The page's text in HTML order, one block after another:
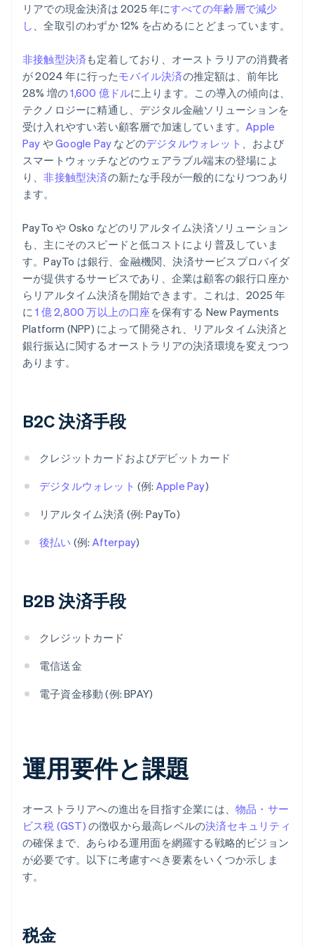
リアでの現金決済は 2025 年にすべての年齢層で減少
し 、全取引のわずか 12% を占めるにとどまっています。
非接触型決済 も定着しており、オーストラリアの消費者
が 2024 年に行ったモバイル決済の推定額は、前年比
28% 増の1,600 億ドルに上ります。この導入の傾向は、
テクノロジーに精通し、デジタル金融ソリューションを
受け入れやすい若い顧客層で加速しています。Apple
Pay やGoogle Pay などのデジタルウォレット 、および
スマートウォッチなどのウェアラブル端末の登場によ
り、非接触型決済の新たな手段が一般的になりつつあり
ます。
PayTo や Osko などのリアルタイム決済ソリューション
も、主にそのスピードと低コストにより普及していま
す。PayTo は銀行、金融機関、決済サービスプロバイダ
ーが提供するサービスであり、企業は顧客の銀行口座か
らリアルタイム決済を開始できます。これは、2025 年
に1 億 2,800 万以上の口座 を保有する New Payments
Platform (NPP) によって開発され、リアルタイム決済と
銀行振込に関するオーストラリアの決済環境を変えつつ
あります。
B2C 決済手段
クレジットカードおよびデビットカード
デジタルウォレット (例: Apple Pay)
リアルタイム決済 (例: PayTo)
後払い (例: Afterpay)
B2B 決済手段
クレジットカード
電信送金
電子資金移動 (例: BPAY)
運用要件と課題
オーストラリアへの進出を目指す企業には、 物品・サー
ビス税 (GST) の徴収から最高レベルの決済セキュリティ
の確保まで、あらゆる運用面を網羅する戦略的ビジョン
が必要です。以下に考慮すべき要素をいくつか示しま
す。
税金